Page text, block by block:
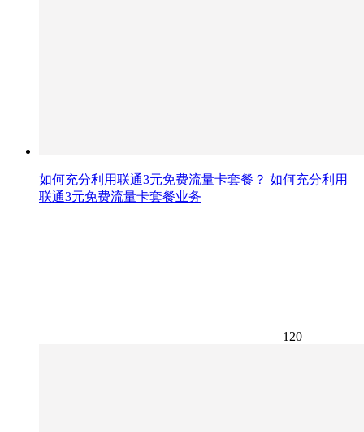
如何充分利用联通3元免费流量卡套餐？ 如何充分利用
联通3元免费流量卡套餐业务
120